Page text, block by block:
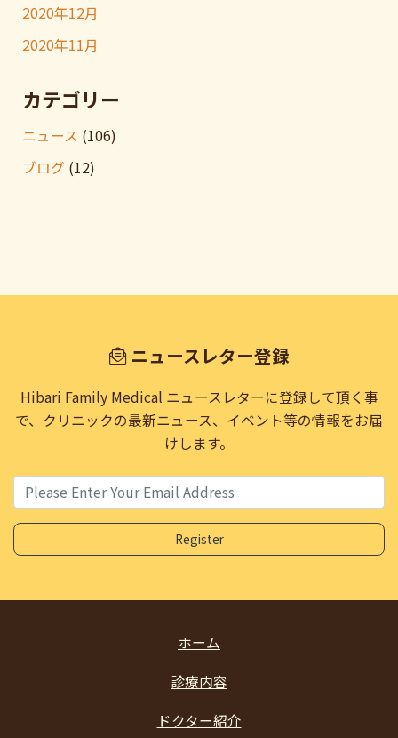
2020年12月
2020年11月
カテゴリー
ニュース (106)
ブログ (12)
ニュースレター登録
Hibari Family Medical ニュースレターに登録して頂く事
で、 クリニックの最新ニュース、イベント等の情報をお届
けします。
ホーム
診療内容
ドクター紹介